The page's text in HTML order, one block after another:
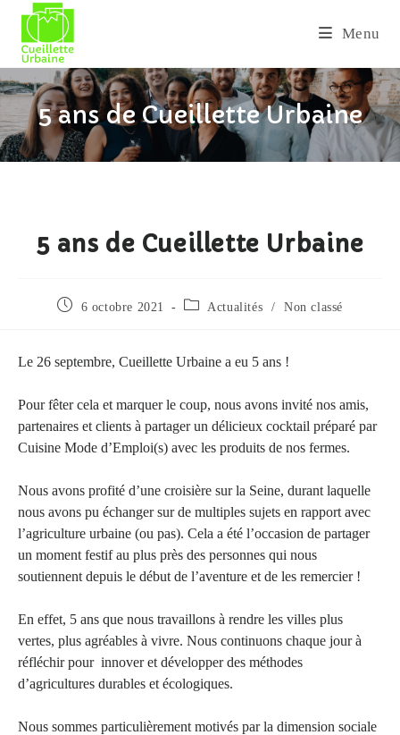
content
Menu
5 ans de Cueillette Urbaine
5 ans de Cueillette Urbaine
Publication
6 octobre 2021
Post Actualités / Non classé
Le 26 septembre, Cueillette Urbaine a eu 5 ans !
Pour fêter cela et marquer le coup, nous avons invité nos amis,
partenaires et clients à partager un délicieux cocktail préparé par
Cuisine Mode d’Emploi(s) avec les produits de nos fermes.
Nous avons profité d’une croisière sur la Seine, durant laquelle
nous avons pu échanger sur de multiples sujets en rapport avec
l’agriculture urbaine (ou pas). Cela a été l’occasion de partager
un moment festif au plus près des personnes qui nous
soutiennent depuis le début de l’aventure et de les remercier !
En effet, 5 ans que nous travaillons à rendre les villes plus
vertes, plus agréables à vivre. Nous continuons chaque jour à
réfléchir pour innover et développer des méthodes
d’agricultures durables et écologiques.
Nous sommes particulièrement motivés par la dimension sociale